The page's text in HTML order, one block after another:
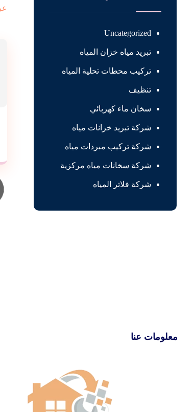
Uncategorized
تبريد مياه خزان المياه
تركيب محطات تحلية المياه
تنظيف
سخان ماء كهربائي
شركة تبريد خزانات مياه
شركة تركيب مبردات مياه
شركة سخانات مياه مركزية
شركة فلاتر المياه
معلومات عنا